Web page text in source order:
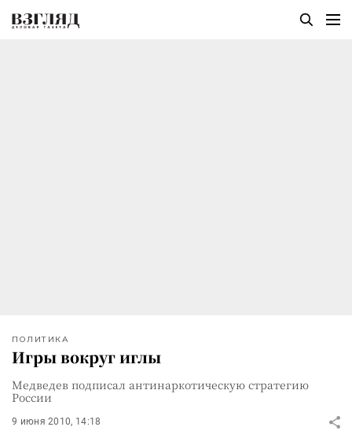
ПОЛИТИКА
Игры вокруг иглы
Медведев подписал антинаркотическую стратегию
России
9 июня 2010, 14:18